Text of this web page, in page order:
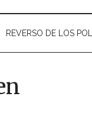
REVERSO DE LOS